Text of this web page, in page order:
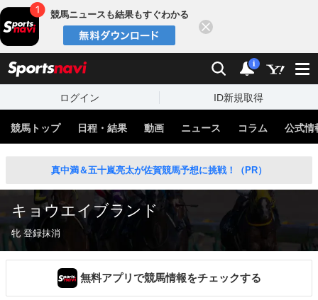
競馬ニュースも結果もすぐわかる
検索 通知
i
ログイン ID新規取得
競馬トップ 日程・結果 動画 ニュース コラム 公式情
真中満＆五十嵐亮太が佐賀競馬予想に挑戦！（PR）
キョウエイブランド
牝 登録抹消
無料アプリで競馬情報をチェックする